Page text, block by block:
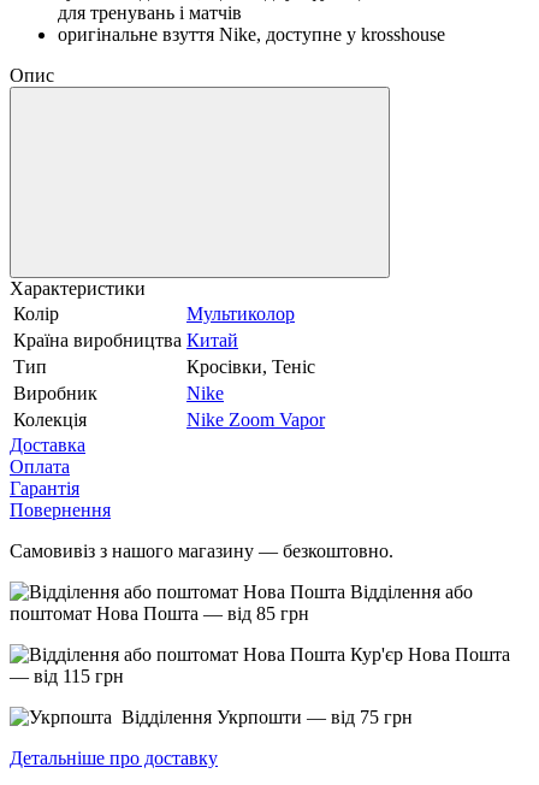
для тренувань і матчів
оригінальне взуття Nike, доступне у krosshouse
Опис
Характеристики
Колір
Мультиколор
Країна виробництва Китай
Тип
Кросівки, Теніс
Виробник
Nike
Колекція
Nike Zoom Vapor
Доставка
Оплата
Гарантія
Повернення
Самовивіз з нашого магазину — безкоштовно.
Відділення або
поштомат Нова Пошта — від 85 грн
Кур'єр Нова Пошта
— від 115 грн
Відділення Укрпошти — від 75 грн
Детальніше про доставку